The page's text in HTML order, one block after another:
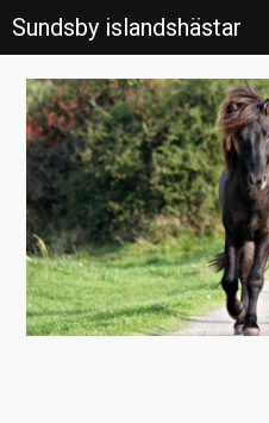
Sundsby islandshästar